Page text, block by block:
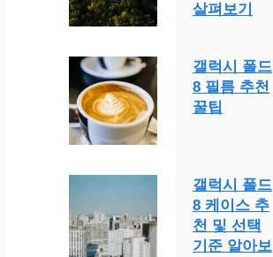
살펴보기
갤럭시 폴드
8 필름 추천
꿀팁
갤럭시 폴드
8 케이스 추
천 및 선택
기준 알아보